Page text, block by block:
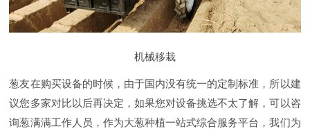
机械移栽
葱友在购买设备的时候，由于国内没有统一的定制标准，所以建
议您多家对比以后再决定，如果您对设备挑选不太了解，可以咨
询葱满满工作人员，作为大葱种植一站式综合服务平台，我们为